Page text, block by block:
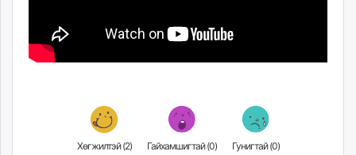
Хөгжилтэй (2) Гайхамшигтай (0) Гунигтай (0)